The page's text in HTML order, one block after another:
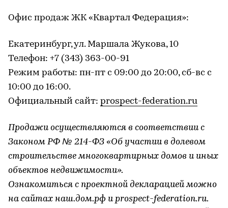
Офис продаж ЖК «Квартал Федерация»:
Екатеринбург, ул. Маршала Жукова, 10
Телефон: +7 (343) 363-00-91
Режим работы: пн-пт с 09:00 до 20:00, сб-вс с
10:00 до 16:00.
Официальный сайт: prospect-federation.ru
Продажи осуществляются в соответствии с
Законом РФ № 214-ФЗ «Об участии в долевом
строительстве многоквартирных домов и иных
объектов недвижимости».
Ознакомиться с проектной декларацией можно
на сайтах наш.дом.рф и prospect-federation.ru.